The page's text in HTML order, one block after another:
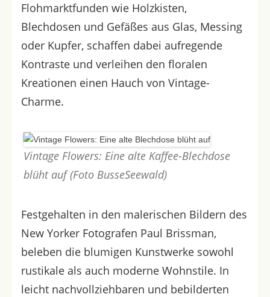
Flohmarktfunden wie Holzkisten,
Blechdosen und Gefäßes aus Glas, Messing
oder Kupfer, schaffen dabei aufregende
Kontraste und verleihen den floralen
Kreationen einen Hauch von Vintage-
Charme.
Vintage Flowers: Eine alte Kaffee-Blechdose
blüht auf (Foto BusseSeewald)
Festgehalten in den malerischen Bildern des
New Yorker Fotografen Paul Brissman,
beleben die blumigen Kunstwerke sowohl
rustikale als auch moderne Wohnstile. In
leicht nachvollziehbaren und bebilderten